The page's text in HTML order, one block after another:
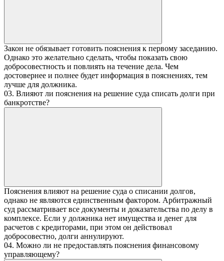
Закон не обязывает готовить пояснения к первому заседанию.
Однако это желательно сделать, чтобы показать свою
добросовестность и повлиять на течение дела. Чем
достовернее и полнее будет информация в пояснениях, тем
лучше для должника.
03. Влияют ли пояснения на решение суда списать долги при
банкротстве?
Пояснения влияют на решение суда о списании долгов,
однако не являются единственным фактором. Арбитражный
суд рассматривает все документы и доказательства по делу в
комплексе. Если у должника нет имущества и денег для
расчетов с кредиторами, при этом он действовал
добросовестно, долги аннулируют.
04. Можно ли не предоставлять пояснения финансовому
управляющему?